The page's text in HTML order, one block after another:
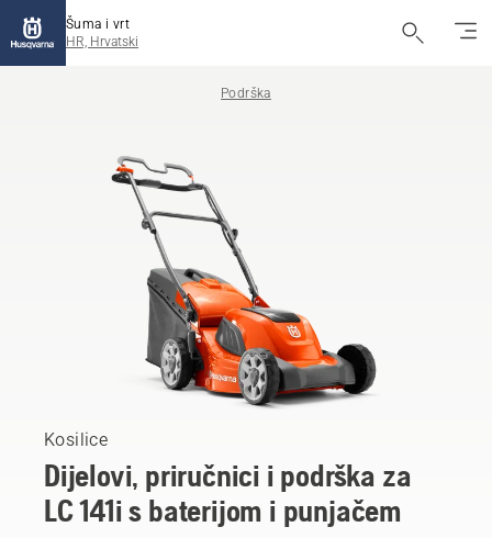
Šuma i vrt
HR, Hrvatski
Podrška
Kosilice
Dijelovi, priručnici i podrška za
LC 141i s baterijom i punjačem